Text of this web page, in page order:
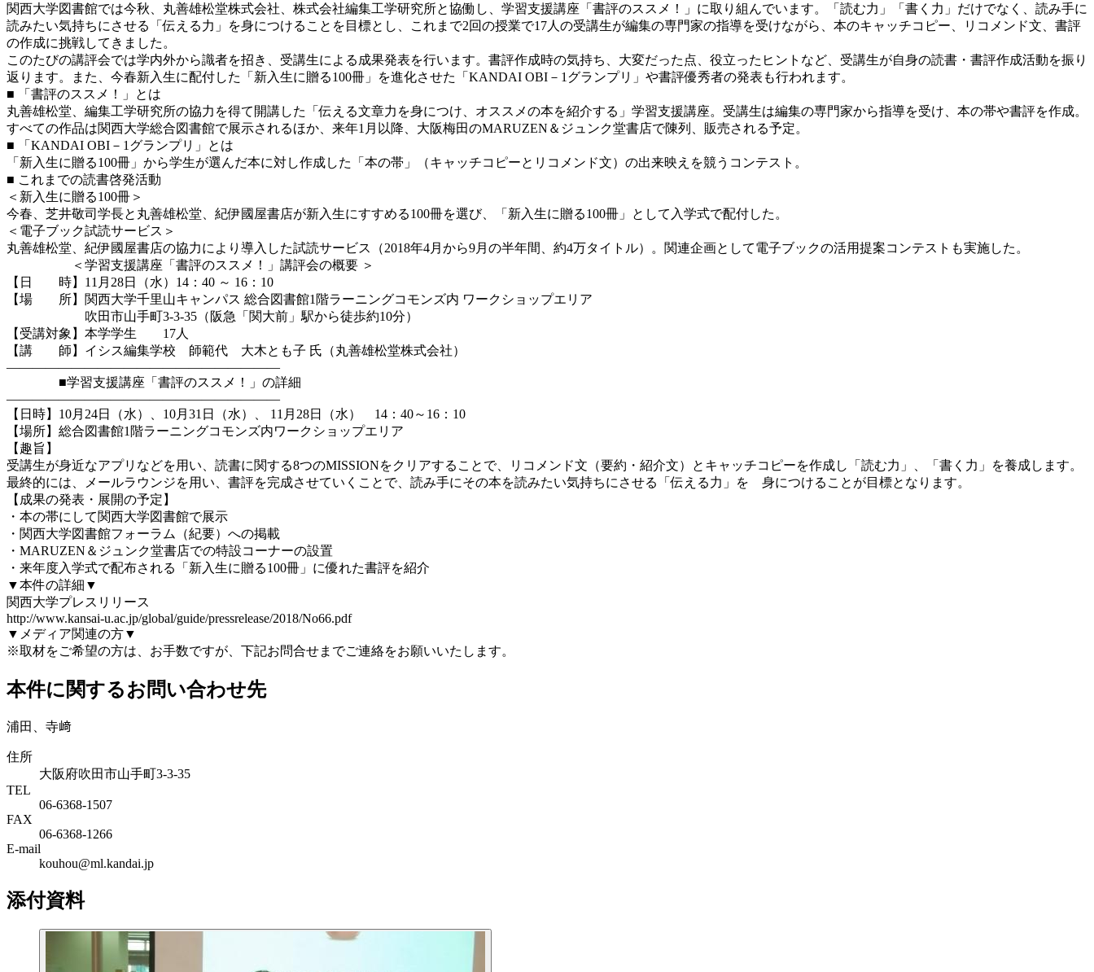
関西大学図書館では今秋、丸善雄松堂株式会社、株式会社編集工学研究所と協働し、学習支援講座「書評のススメ！」に取り組んでいます。「読む力」「書く力」だけでなく、読み手に
読みたい気持ちにさせる「伝える力」を身につけることを目標とし、これまで2回の授業で17人の受講生が編集の専門家の指導を受けながら、本のキャッチコピー、リコメンド文、書評
の作成に挑戦してきました。
このたびの講評会では学内外から識者を招き、受講生による成果発表を行います。書評作成時の気持ち、大変だった点、役立ったヒントなど、受講生が自身の読書・書評作成活動を振り
返ります。また、今春新入生に配付した「新入生に贈る100冊」を進化させた「KANDAI OBI－1グランプリ」や書評優秀者の発表も行われます。
■ 「書評のススメ！」とは
丸善雄松堂、編集工学研究所の協力を得て開講した「伝える文章力を身につけ、オススメの本を紹介する」学習支援講座。受講生は編集の専門家から指導を受け、本の帯や書評を作成。
すべての作品は関西大学総合図書館で展示されるほか、来年1月以降、大阪梅田のMARUZEN＆ジュンク堂書店で陳列、販売される予定。
■ 「KANDAI OBI－1グランプリ」とは
「新入生に贈る100冊」から学生が選んだ本に対し作成した「本の帯」（キャッチコピーとリコメンド文）の出来映えを競うコンテスト。
■ これまでの読書啓発活動
＜新入生に贈る100冊＞
今春、芝井敬司学長と丸善雄松堂、紀伊國屋書店が新入生にすすめる100冊を選び、「新入生に贈る100冊」として入学式で配付した。
＜電子ブック試読サービス＞
丸善雄松堂、紀伊國屋書店の協力により導入した試読サービス（2018年4月から9月の半年間、約4万タイトル）。関連企画として電子ブックの活用提案コンテストも実施した。
＜学習支援講座「書評のススメ！」講評会の概要 ＞
【日 時】11月28日（水）14：40 ～ 16：10
【場 所】関西大学千里山キャンパス 総合図書館1階ラーニングコモンズ内 ワークショップエリア
吹田市山手町3-3-35（阪急「関大前」駅から徒歩約10分）
【受講対象】本学学生 17人
【講 師】イシス編集学校 師範代 大木とも子 氏（丸善雄松堂株式会社）
—————————————————————
■学習支援講座「書評のススメ！」の詳細
—————————————————————
【日時】10月24日（水）、10月31日（水）、 11月28日（水） 14：40～16：10
【場所】総合図書館1階ラーニングコモンズ内ワークショップエリア
【趣旨】
受講生が身近なアプリなどを用い、読書に関する8つのMISSIONをクリアすることで、リコメンド文（要約・紹介文）とキャッチコピーを作成し「読む力」、「書く力」を養成します。
最終的には、メールラウンジを用い、書評を完成させていくことで、読み手にその本を読みたい気持ちにさせる「伝える力」を 身につけることが目標となります。
【成果の発表・展開の予定】
・本の帯にして関西大学図書館で展示
・関西大学図書館フォーラム（紀要）への掲載
・MARUZEN＆ジュンク堂書店での特設コーナーの設置
・来年度入学式で配布される「新入生に贈る100冊」に優れた書評を紹介
▼本件の詳細▼
関西大学プレスリリース
http://www.kansai-u.ac.jp/global/guide/pressrelease/2018/No66.pdf
▼メディア関連の方▼
※取材をご希望の方は、お手数ですが、下記お問合せまでご連絡をお願いいたします。
本件に関するお問い合わせ先
浦田、寺﨑
住所
大阪府吹田市山手町3-3-35
TEL
06-6368-1507
FAX
06-6368-1266
E-mail
kouhou@ml.kandai.jp
添付資料